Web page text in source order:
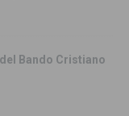
Bando Cristiano